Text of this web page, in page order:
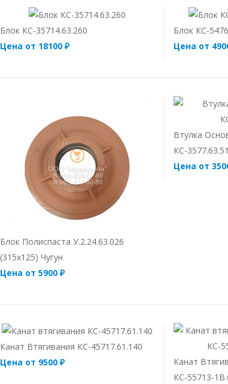
Блок КС-35714.63.260
Цена от 18100 ₽
Блок КС-
Цена от
Блок Полиспаста У.2.24.63.026
(315х125) Чугун
Цена от 5900 ₽
Втулка
КС-
Цена от
Канат Втягивания КС-45717.61.140
Цена от 9500 ₽
Канат
КС-55713-